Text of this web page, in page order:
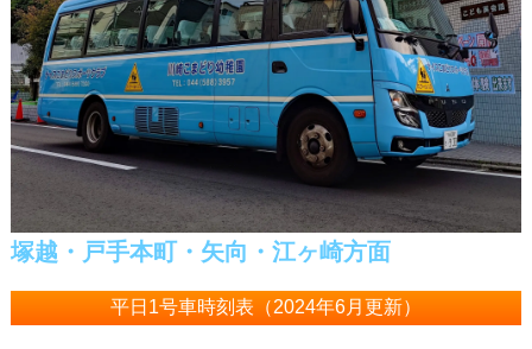
塚越・戸手本町・矢向・江ヶ崎方面
平日1号車時刻表（2024年6月更新）